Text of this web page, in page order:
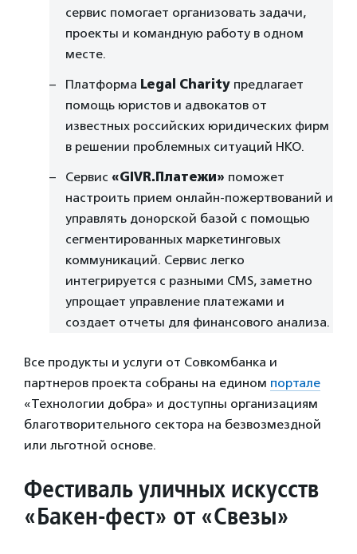
сервис помогает организовать задачи,
проекты и командную работу в одном
месте.
Платформа Legal Charity предлагает
помощь юристов и адвокатов от
известных российских юридических фирм
в решении проблемных ситуаций НКО.
Сервис «GIVR.Платежи» поможет
настроить прием онлайн-пожертвований и
управлять донорской базой с помощью
сегментированных маркетинговых
коммуникаций. Сервис легко
интегрируется с разными CMS, заметно
упрощает управление платежами и
создает отчеты для финансового анализа.
Все продукты и услуги от Совкомбанка и
партнеров проекта собраны на едином портале
«Технологии добра» и доступны организациям
благотворительного сектора на безвозмездной
или льготной основе.
Фестиваль уличных искусств
«Бакен-фест» от «Свезы»